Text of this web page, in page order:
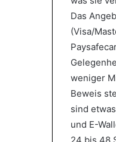
Das
(Visa/
weniger
Beweis
sind
und E-